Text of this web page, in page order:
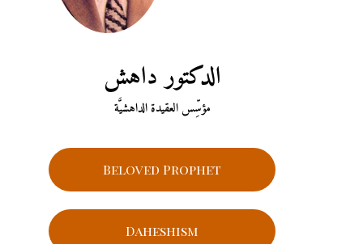
الدكتور داهش
مؤسِّس العقيدة الداهشيَّة
Beloved Prophet
Daheshism